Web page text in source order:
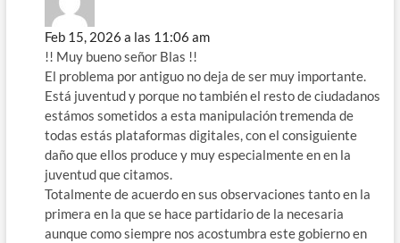
Feb 15, 2026 a las 11:06 am
!! Muy bueno señor Blas !!
El problema por antiguo no deja de ser muy importante.
Está juventud y porque no también el resto de ciudadanos
estámos sometidos a esta manipulación tremenda de
todas estás plataformas digitales, con el consiguiente
daño que ellos produce y muy especialmente en en la
juventud que citamos.
Totalmente de acuerdo en sus observaciones tanto en la
primera en la que se hace partidario de la necesaria
aunque como siempre nos acostumbra este gobierno en